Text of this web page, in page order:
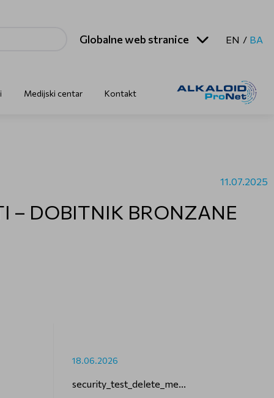
Globalne web stranice EN BA
Medijski centar Kontakt
11.07.2025
– DOBITNIK BRONZANE
18.06.2026
security_test_delete_me...